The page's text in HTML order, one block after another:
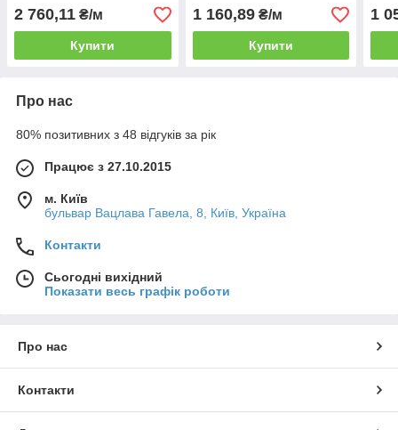
2 760,11 ₴/м
Купити
1 160,89₴/м
Купити
1
Про нас
80% позитивних з 48 відгуків за рік
Працює з 27.10.2015
м. Київ
бульвар Вацлава Гавела, 8, Київ, Україна
Контакти
Сьогодні вихідний
Показати весь графік роботи
Про нас
Контакти